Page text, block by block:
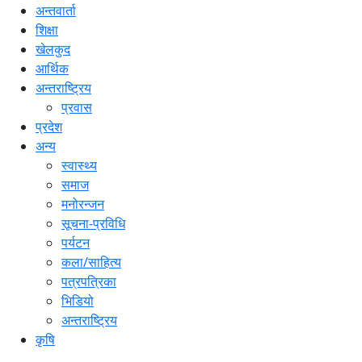
अन्तवार्ता
शिक्षा
खेलकुद
आर्थिक
अन्तराष्ट्रिय
प्रवास
प्रदेश
अन्य
स्वास्थ्य
समाज
मनोरन्जन
सूचना-प्रविधि
पर्यटन
कला/साहित्य
पत्रपत्रिका
भिडियो
अन्तराष्ट्रिय
कृषि